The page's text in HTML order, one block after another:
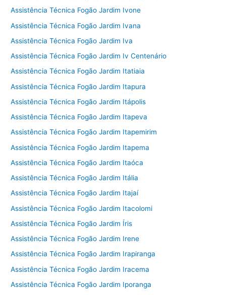
Assistência Técnica Fogão Jardim Ivone
Assistência Técnica Fogão Jardim Ivana
Assistência Técnica Fogão Jardim Iva
Assistência Técnica Fogão Jardim Iv Centenário
Assistência Técnica Fogão Jardim Itatiaia
Assistência Técnica Fogão Jardim Itapura
Assistência Técnica Fogão Jardim Itápolis
Assistência Técnica Fogão Jardim Itapeva
Assistência Técnica Fogão Jardim Itapemirim
Assistência Técnica Fogão Jardim Itapema
Assistência Técnica Fogão Jardim Itaóca
Assistência Técnica Fogão Jardim Itália
Assistência Técnica Fogão Jardim Itajaí
Assistência Técnica Fogão Jardim Itacolomi
Assistência Técnica Fogão Jardim Íris
Assistência Técnica Fogão Jardim Irene
Assistência Técnica Fogão Jardim Irapiranga
Assistência Técnica Fogão Jardim Iracema
Assistência Técnica Fogão Jardim Iporanga